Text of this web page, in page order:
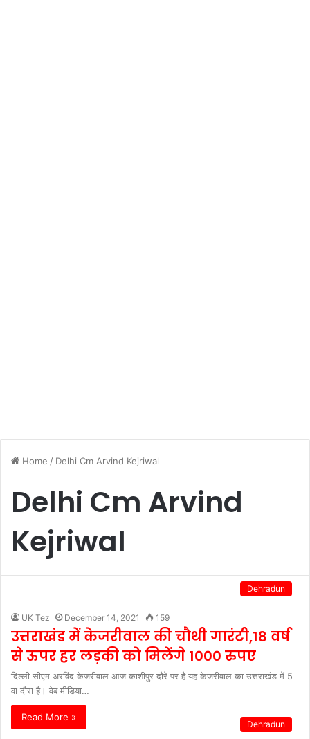
Home / Delhi Cm Arvind Kejriwal
Delhi Cm Arvind
Kejriwal
Dehradun
UK Tez December 14, 2021 159
उत्तराखंड में केजरीवाल की चौथी गारंटी,18 वर्ष
से ऊपर हर लड़की को मिलेंगे 1000 रुपए
दिल्ली सीएम अरविंद केजरीवाल आज काशीपुर दौरे पर है यह केजरीवाल का उत्तराखंड में 5
वा दौरा है। वेब मीडिया…
Read More »
Dehradun